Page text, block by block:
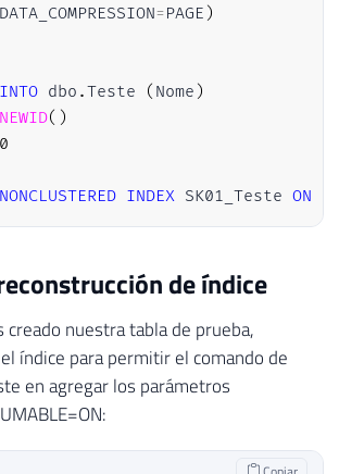
DATA_COMPRESSION=PAGE )
INTO dbo .Teste ( Nome )
NEWID( )
NONCLUSTERED INDEX SK01_Teste ON
de índice
creado nuestra tabla de prueba,
índice para permitir el comando de
en agregar los parámetros